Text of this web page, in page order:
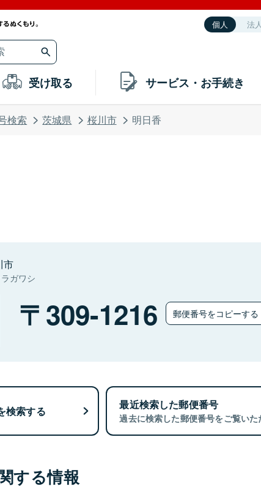
個人 法人
受け取る サービス・お手続き
検索 茨城県 桜川市 明日香
市
ガワシ
309-1216 郵便番号をコピーする
検索する 最近検索した郵便番号
過去に検索した郵便番号をご覧いた
する情報